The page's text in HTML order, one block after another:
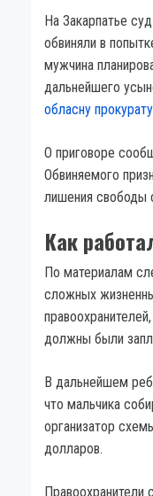
На Закарпатье
обвиняли в
мужчина
дальнейшего
обласну
О приговоре
Обвиняемого
лишения свободы
Как
По материалам
сложных
должны были
В дальнейшем
что мальчика
организатор
долларов.
Правоохранители